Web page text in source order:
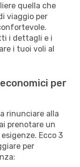
quella che
viaggio per
i dettagli e i
i tuoi voli al
per
rinunciare alla
prenotare un
Ecco 3
per